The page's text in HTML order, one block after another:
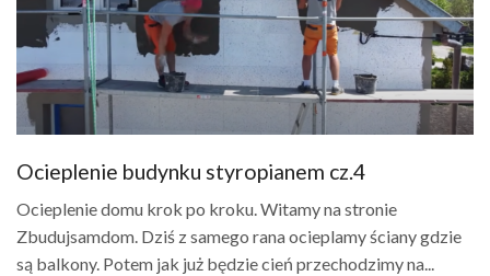
Ocieplenie budynku styropianem cz.4
Ocieplenie domu krok po kroku. Witamy na stronie
Zbudujsamdom. Dziś z samego rana ocieplamy ściany gdzie
są balkony. Potem jak już będzie cień przechodzimy na...